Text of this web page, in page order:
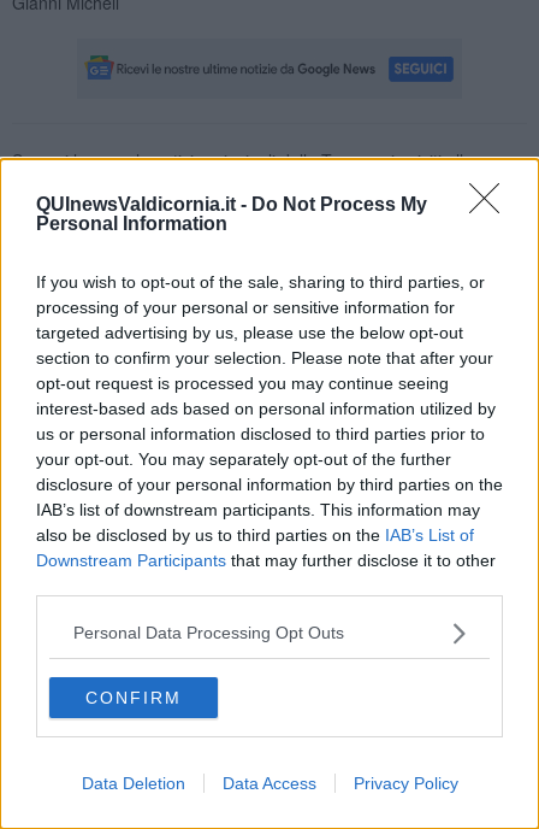
QUInewsValdicornia.it - Do Not Process My
Personal Information
If you wish to opt-out of the sale, sharing to third parties, or
processing of your personal or sensitive information for
targeted advertising by us, please use the below opt-out
section to confirm your selection. Please note that after your
opt-out request is processed you may continue seeing
interest-based ads based on personal information utilized by
us or personal information disclosed to third parties prior to
your opt-out. You may separately opt-out of the further
disclosure of your personal information by third parties on the
IAB’s list of downstream participants. This information may
also be disclosed by us to third parties on the IAB’s List of
Downstream Participants that may further disclose it to other
Personal Data Processing Opt Outs
CONFIRM
Data Deletion Data Access Privacy Policy
Se vuoi leggere le notizie principali della Toscana iscriviti alla
Arriva gratis tutti i giorni
alle 20:00 direttamente nella tua casella di posta.
Fotogallery
Articoli dal Blog “Pagine allegre” di Gianni Micheli
​Ricciotti Ensemble: ovunque e per tutti
Ode ai lacci
​Il caffè Mattia Moreni